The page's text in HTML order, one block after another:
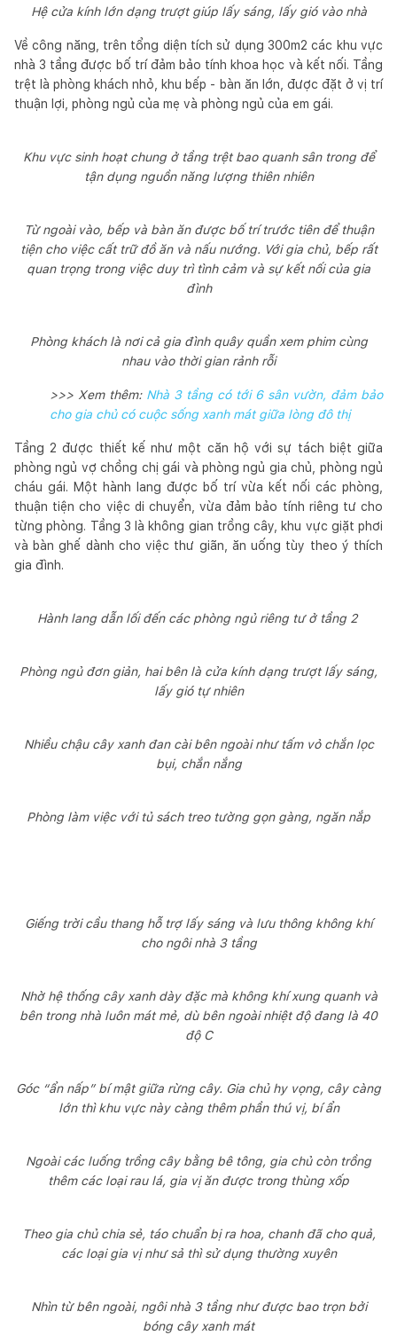
Hệ cửa kính lớn dạng trượt giúp lấy sáng, lấy gió vào nhà
Về công năng, trên tổng diện tích sử dụng 300m2 các khu vực
nhà 3 tầng được bố trí đảm bảo tính khoa học và kết nối. Tầng
trệt là phòng khách nhỏ, khu bếp - bàn ăn lớn, được đặt ở vị trí
thuận lợi, phòng ngủ của mẹ và phòng ngủ của em gái.
Khu vực sinh hoạt chung ở tầng trệt bao quanh sân trong để
tận dụng nguồn năng lượng thiên nhiên
Từ ngoài vào, bếp và bàn ăn được bố trí trước tiên để thuận
tiện cho việc cất trữ đồ ăn và nấu nướng. Với gia chủ, bếp rất
quan trọng trong việc duy trì tình cảm và sự kết nối của gia
đình
Phòng khách là nơi cả gia đình quây quần xem phim cùng
nhau vào thời gian rảnh rỗi
>>> Xem thêm: Nhà 3 tầng có tới 6 sân vườn, đảm bảo
cho gia chủ có cuộc sống xanh mát giữa lòng đô thị
Tầng 2 được thiết kế như một căn hộ với sự tách biệt giữa
phòng ngủ vợ chồng chị gái và phòng ngủ gia chủ, phòng ngủ
cháu gái. Một hành lang được bố trí vừa kết nối các phòng,
thuận tiện cho việc di chuyển, vừa đảm bảo tính riêng tư cho
từng phòng. Tầng 3 là không gian trồng cây, khu vực giặt phơi
và bàn ghế dành cho việc thư giãn, ăn uống tùy theo ý thích
gia đình.
Hành lang dẫn lối đến các phòng ngủ riêng tư ở tầng 2
Phòng ngủ đơn giản, hai bên là cửa kính dạng trượt lấy sáng,
lấy gió tự nhiên
Nhiều chậu cây xanh đan cài bên ngoài như tấm vỏ chắn lọc
bụi, chắn nắng
Phòng làm việc với tủ sách treo tường gọn gàng, ngăn nắp
Giếng trời cầu thang hỗ trợ lấy sáng và lưu thông không khí
cho ngôi nhà 3 tầng
Nhờ hệ thống cây xanh dày đặc mà không khí xung quanh và
bên trong nhà luôn mát mẻ, dù bên ngoài nhiệt độ đang là 40
độ C
Góc “ẩn nấp” bí mật giữa rừng cây. Gia chủ hy vọng, cây càng
lớn thì khu vực này càng thêm phần thú vị, bí ẩn
Ngoài các luống trồng cây bằng bê tông, gia chủ còn trồng
thêm các loại rau lá, gia vị ăn được trong thùng xốp
Theo gia chủ chia sẻ, táo chuẩn bị ra hoa, chanh đã cho quả,
các loại gia vị như sả thì sử dụng thường xuyên
Nhìn từ bên ngoài, ngôi nhà 3 tầng như được bao trọn bởi
bóng cây xanh mát